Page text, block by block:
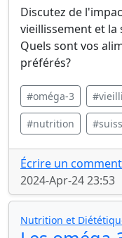
Discutez de
vieillissement et la
Quels sont vos
préférés?
#oméga-3
#nutrition
Écrire un
2024-Apr-24 23:53
Nutrition et